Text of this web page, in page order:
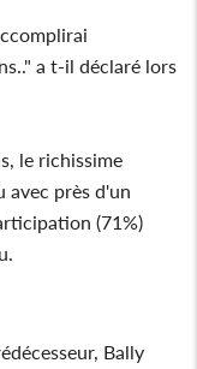
a t-il déclaré lors
le richissime
avec près d'un
(71%)
Bally